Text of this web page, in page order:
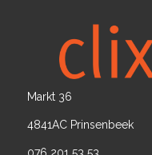
Markt 36
4841AC Prinsenbeek